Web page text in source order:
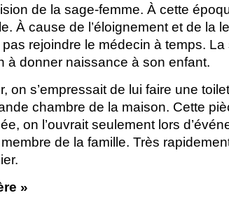
de la sage-femme. À cette
À cause de l’éloignement et de la
rejoindre le médecin à temps.
à donner naissance à son enfant.
s’empressait de lui faire une
chambre de la maison. Cette
on l’ouvrait seulement lors
de la famille. Très
»